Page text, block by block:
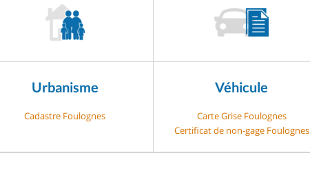
Urbanisme
Cadastre Foulognes
Véhicule
Carte Grise Foulognes
Certificat de non-gage Foulognes